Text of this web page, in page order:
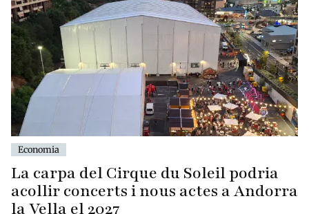
Economia
La carpa del Cirque du Soleil podria
acollir concerts i nous actes a Andorra
la Vella el 2027